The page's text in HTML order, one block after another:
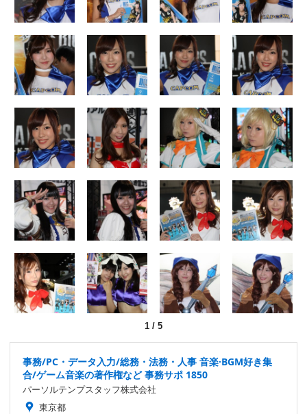
1 / 5
事務/PC・データ入力/総務・法務・人事 音楽·BGM好き集
合/ゲーム音楽の著作権など 事務サポ 1850
パーソルテンプスタッフ株式会社
東京都